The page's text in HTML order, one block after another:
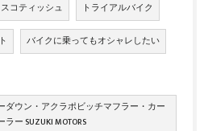
スコティッシュ トライアルバイク
バイクに乗ってもオシャレしたい
ダウン・アクラポビッチマフラー・カー
ー SUZUKI MOTORS